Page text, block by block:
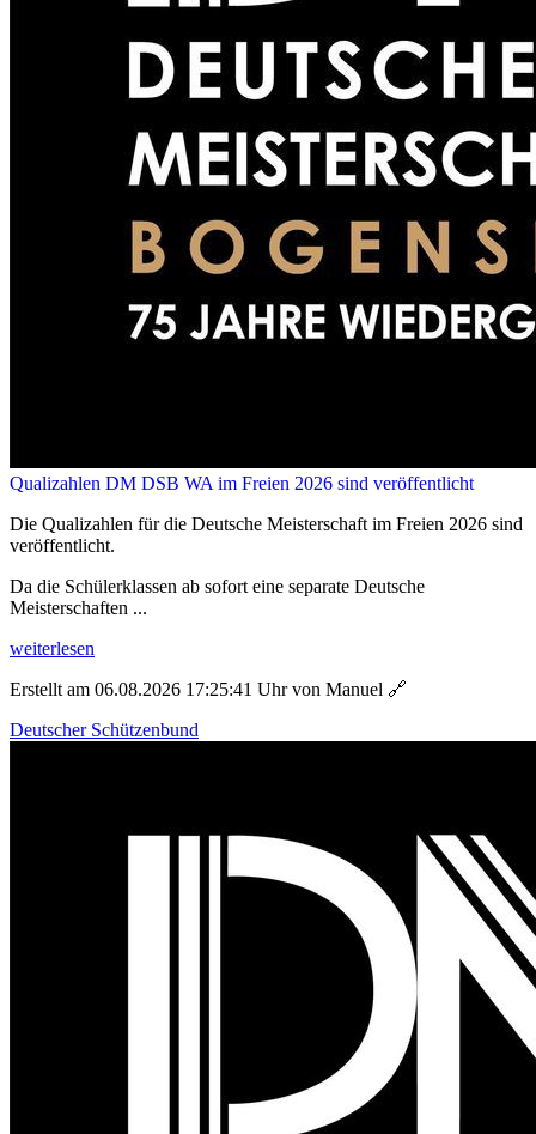
Qualizahlen DM DSB WA im Freien 2026 sind veröffentlicht
Die Qualizahlen für die Deutsche Meisterschaft im Freien 2026 sind
veröffentlicht.
Da die Schülerklassen ab sofort eine separate Deutsche
Meisterschaften ...
weiterlesen
Erstellt am 06.08.2026 17:25:41 Uhr von Manuel 🔗
Deutscher Schützenbund